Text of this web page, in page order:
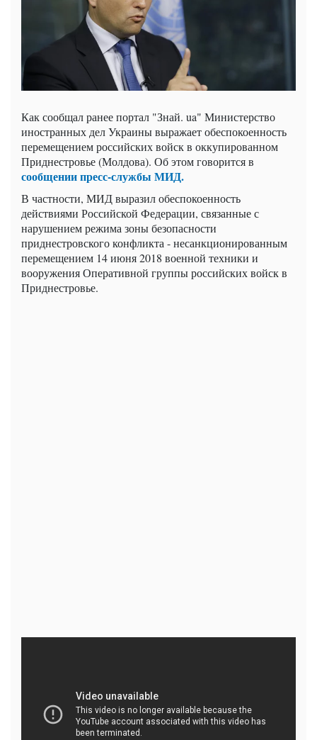
Как сообщал ранее портал "Знай. ua" Министерство
иностранных дел Украины выражает обеспокоенность
перемещением российских войск в оккупированном
Приднестровье (Молдова). Об этом говорится в
сообщении пресс-службы МИД.
В частности, МИД выразил обеспокоенность
действиями Российской Федерации, связанные с
нарушением режима зоны безопасности
приднестровского конфликта - несанкционированным
перемещением 14 июня 2018 военной техники и
вооружения Оперативной группы российских войск в
Приднестровье.